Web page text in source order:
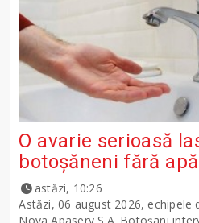
O avarie serioasă
botoșăneni fără
astăzi, 10:26
Astăzi, 06 august 2026, echipele